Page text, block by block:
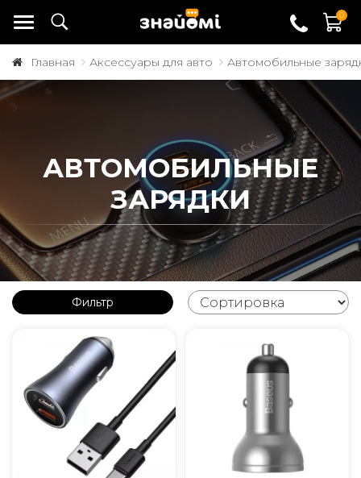
0
Главная Аксессуары для авто Автомобильные
АВТОМОБИЛЬНЫЕ
ЗАРЯДКИ
Фильтр